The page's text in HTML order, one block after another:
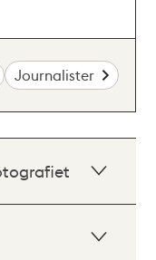
Journalister